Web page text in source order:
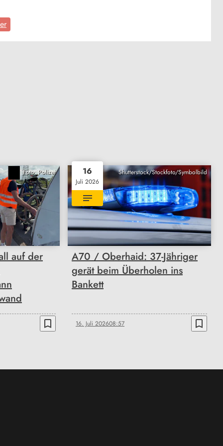
Foto: Polizei
auf der
bookmark_border
Shutterstock/Stockfoto/Symbolbild
16
Juli 2026
A70 / Oberhaid: 37-Jähriger
gerät beim Überholen ins
Bankett
16. Juli 202608:57 bookmark_border